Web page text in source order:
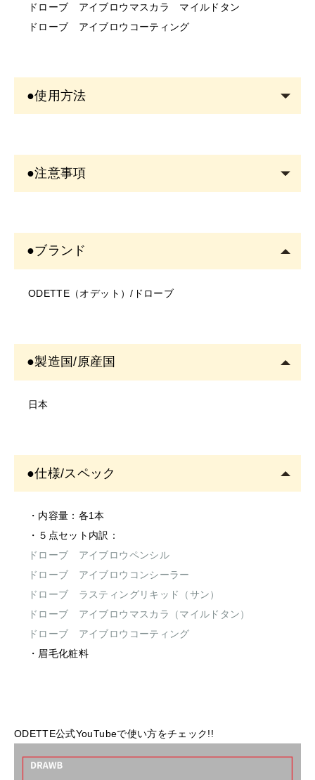
ドローブ アイブロウマスカラ マイルドタン
ドローブ アイブロウコーティング
●使用方法
●注意事項
・写真のイメージと実物とは色、模様など多少異なる場
合がございます。
ー、素材、表記など)が変更する場合があります。
＜ご使用について＞
・お肌に異常があるときは使用をしないでください。
を中止し、専門医にご相談されることをおすすめしま
す。
そのまま使用を続けますと、悪化する恐れがありま
す。
＜保存/保管/期限について＞
・乳幼児の手の届かない場所に保管してください。
・極端に高温又は低温の場所、直射日光のあたる場所に
は保管しないでください。
・直射日光のあたる場所には保管しないでください。
＜返品/交換について＞
●ブランド
ODETTE（オデット）/ドローブ
●製造国/原産国
日本
●仕様/スペック
・内容量：各1本
・５点セット内訳：
ドローブ アイブロウペンシル
ドローブ アイブロウコンシーラー
ドローブ ラスティングリキッド（サン）
ドローブ アイブロウマスカラ（マイルドタン）
ドローブ アイブロウコーティング
・眉毛化粧料
ODETTE公式YouTubeで使い方をチェック!!